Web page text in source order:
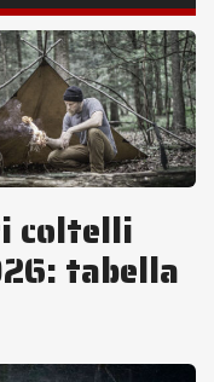
coltelli
tabella